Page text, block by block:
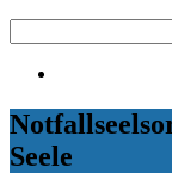
for:
Seele